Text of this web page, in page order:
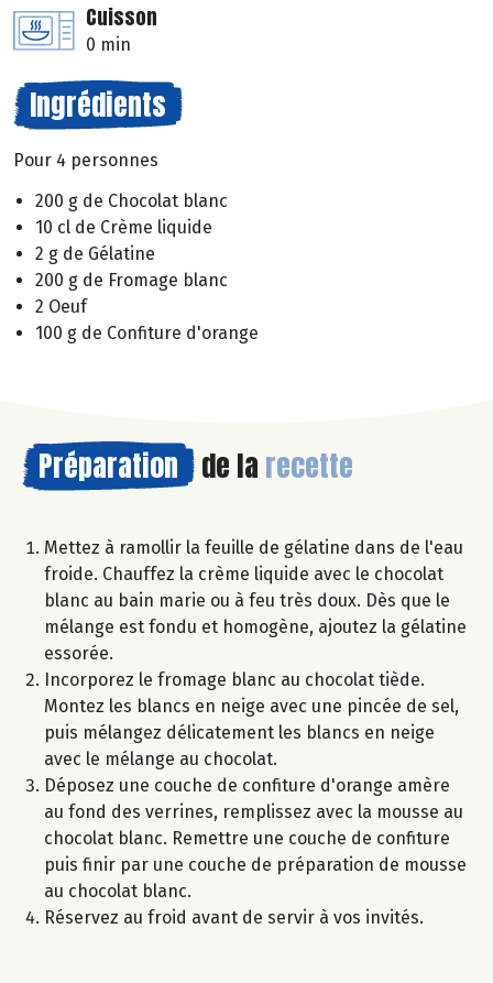
Cuisson
0 min
Ingrédients
Pour 4 personnes
200 g de Chocolat blanc
10 cl de Crème liquide
2 g de Gélatine
200 g de Fromage blanc
2 Oeuf
100 g de Confiture d'orange
Préparation de la recette
Mettez à ramollir la feuille de gélatine dans de l'eau
froide. Chauffez la crème liquide avec le chocolat
blanc au bain marie ou à feu très doux. Dès que le
mélange est fondu et homogène, ajoutez la gélatine
essorée.
Incorporez le fromage blanc au chocolat tiède.
Montez les blancs en neige avec une pincée de sel,
puis mélangez délicatement les blancs en neige
avec le mélange au chocolat.
Déposez une couche de confiture d'orange amère
au fond des verrines, remplissez avec la mousse au
chocolat blanc. Remettre une couche de confiture
puis finir par une couche de préparation de mousse
au chocolat blanc.
Réservez au froid avant de servir à vos invités.